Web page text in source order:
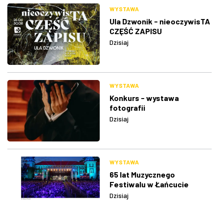
WYSTAWA
Ula Dzwonik - nieoczywisTA
CZĘŚĆ ZAPISU
Dzisiaj
WYSTAWA
Konkurs - wystawa
fotografii
Dzisiaj
WYSTAWA
65 lat Muzycznego
Festiwalu w Łańcucie
Dzisiaj